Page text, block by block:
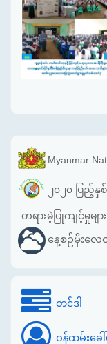
Myanmar
၂၀၂၀ ပြည့်
တရားမဲ့ပြုကျင့်မှုမျာ
နေ့စဉ်မိုးလေ
တင်ဒါ
ဝန်ထမ်းခေါ်